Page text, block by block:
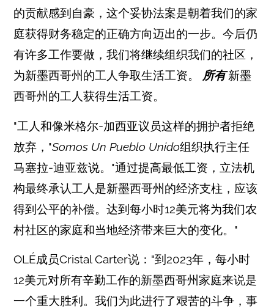
的贡献感到自豪，这个妥协法案是朝着我们的家
庭获得财务稳定的正确方向迈出的一步。今后仍
有许多工作要做，我们将继续组织我们的社区，
为新墨西哥州的工人争取生活工资。 所有新墨
西哥州的工人获得生活工资。
"工人和像米格尔-加西亚议员这样的拥护者拒绝
放弃，"Somos Un Pueblo Unido组织执行主任
马塞拉-迪亚兹说。"通过提高最低工资，立法机
构最终承认工人是新墨西哥州的经济支柱，应该
得到公平的补偿。达到每小时12美元将为我们农
村社区的家庭和当地经济带来巨大的变化。"
OLÉ成员Cristal Carter说："到2023年，每小时
12美元对所有辛勤工作的新墨西哥州家庭来说是
一个重大胜利。我们为此进行了艰苦的斗争，事